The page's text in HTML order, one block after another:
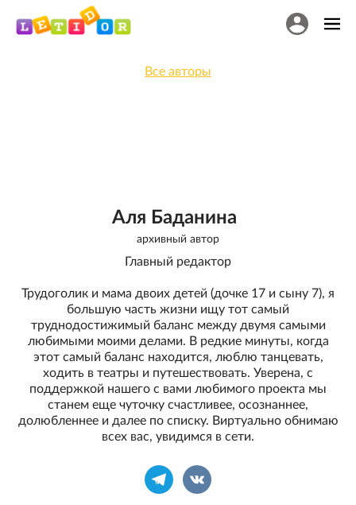
Аля Баданина
архивный автор
Главный редактор
Трудоголик и мама двоих детей (дочке 17 и сыну 7), я
большую часть жизни ищу тот самый
труднодостижимый баланс между двумя самыми
любимыми моими делами. В редкие минуты, когда
этот самый баланс находится, люблю танцевать,
ходить в театры и путешествовать. Уверена, с
поддержкой нашего с вами любимого проекта мы
станем еще чуточку счастливее, осознаннее,
долюбленнее и далее по списку. Виртуально обнимаю
всех вас, увидимся в сети.
Все авторы